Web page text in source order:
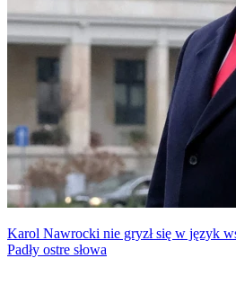
Karol Nawrocki nie gryzł się w język
Padły ostre słowa